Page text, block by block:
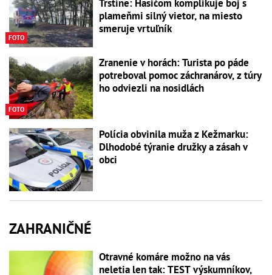
FOTO
Trstíne: Hasičom komplikuje boj s
plameňmi silný vietor, na miesto
smeruje vrtuľník
FOTO
Zranenie v horách: Turista po páde
potreboval pomoc záchranárov, z túry
ho odviezli na nosidlách
Polícia obvinila muža z Kežmarku:
Dlhodobé týranie družky a zásah v
obci
ZAHRANIČNÉ
Otravné komáre možno na vás
neletia len tak: TEST výskumníkov,